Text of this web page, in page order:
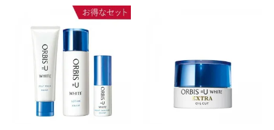
ている状態*2 年齢に応じたお手入
れのこと*3 デクスパンテノール
W*4 2022年5月 Mintel社データベ
ース及び先行技術調査による当社調
べ*5 オトギリソウエキス配合＝肌
にうるおいを与え、うるおいに満ち
たハリツヤ肌へ導く保湿成分
にうるおいを与え、うるおいに満ち
たハリツヤ肌へ導く保湿成分
期エイジングケアシリーズです。
「うるおいの質」に着目し、肌荒れ
を予防しながらうるおいに満ちた美
しい肌へと導きます。ポーラ・オル
ビスグループ独自の肌荒れ防止有効
成分として、「DF-パンテノール
(*3)」を国内唯一(*4)、高濃度で配
合。角層のバリア機能にアプローチ
して肌荒れを防ぎ、肌不調にゆらが
ラインなど、年齢を重ねるにつれハ
リ不足、うるおい低下を感じやすい
部位に働きかけ、ハリ感のある肌へ
導きます。さらに、水でも油でもな
い第3の成分、even wateroil（イー